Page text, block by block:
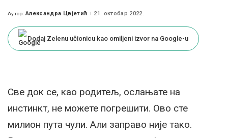
Posted
Аутор: Александра Цвјетић 21. октобар 2022.
Dodaj Zelenu učionicu kao omiljeni izvor na Google-u
Све док се, као родитељ, ослањате на
инстинкт, не можете погрешити. Ово сте
милион пута чули. Али заправо није тако.